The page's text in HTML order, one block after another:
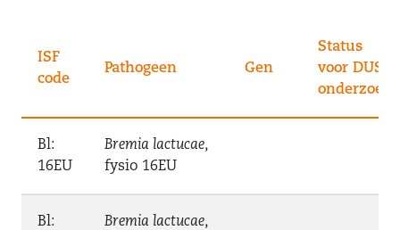
ISF
code
Pathogeen Gen
Status
voor DUS-
onderzoek
Bl:
16EU
Bremia lactucae,
fysio 16EU
Bl:
Bremia lactucae,